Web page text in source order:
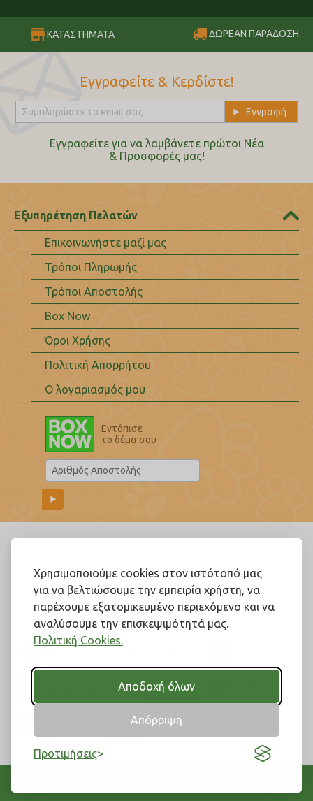
Χρησιμοποιούμε cookies στον ιστότοπό μας
για να βελτιώσουμε την εμπειρία χρήστη, να
παρέχουμε εξατομικευμένο περιεχόμενο και να
αναλύσουμε την επισκεψιμότητά μας.
Πολιτική Cookies.
Αποδοχή όλων
Απόρριψη
Προτιμήσεις
ΚΑΤΑΣΤΗΜΑΤΑ ΔΩΡΕΑΝ ΠΑΡΑΔΟΣΗ
Εγγραφείτε & Κερδίστε!
Εγγραφείτε για να λαμβάνετε πρώτοι Nέα
& Προσφορές μας!
Εξυπηρέτηση Πελατών
Επικοινωνήστε μαζί μας
Τρόποι Πληρωμής
Τρόποι Αποστολής
Box Now
Όροι Χρήσης
Πολιτική Απορρήτου
Ο λογαριασμός μου
Εντόπισε
το δέμα σου
Ακολουθήστε μας!